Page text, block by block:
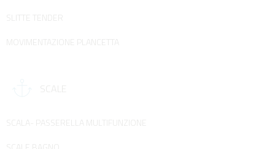
SLITTE TENDER
MOVIMENTAZIONE PLANCETTA
SCALE
SCALA- PASSERELLA MULTIFUNZIONE